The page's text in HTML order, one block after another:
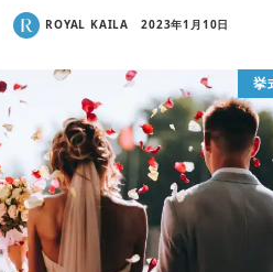
ROYAL KAILA 2023年1月10日
挙